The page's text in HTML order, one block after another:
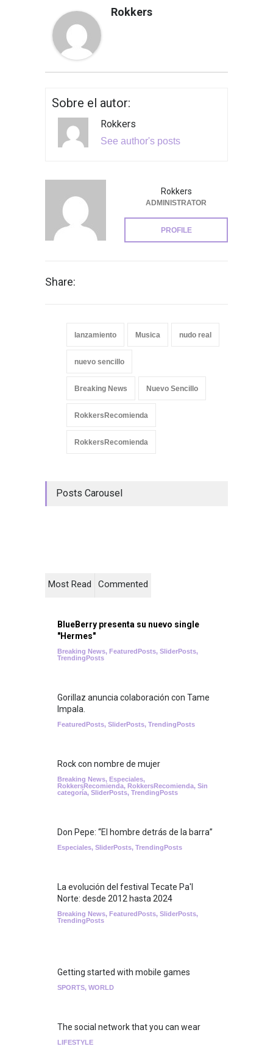
Rokkers
Sobre el autor:
Rokkers
See author's posts
Rokkers
ADMINISTRATOR
PROFILE
Share:
lanzamiento Musica nudo real
nuevo sencillo
Breaking News Nuevo Sencillo
RokkersRecomienda
RokkersRecomienda
Posts Carousel
Most Read Commented
BlueBerry presenta su nuevo single
"Hermes"
Breaking News, FeaturedPosts, SliderPosts,
TrendingPosts
Gorillaz anuncia colaboración con Tame
Impala.
FeaturedPosts, SliderPosts, TrendingPosts
Rock con nombre de mujer
Breaking News, Especiales,
RokkersRecomienda, RokkersRecomienda, Sin
categoría, SliderPosts, TrendingPosts
Don Pepe: “El hombre detrás de la barra”
Especiales, SliderPosts, TrendingPosts
La evolución del festival Tecate Pa'l
Norte: desde 2012 hasta 2024
Breaking News, FeaturedPosts, SliderPosts,
TrendingPosts
Getting started with mobile games
SPORTS, WORLD
The social network that you can wear
LIFESTYLE